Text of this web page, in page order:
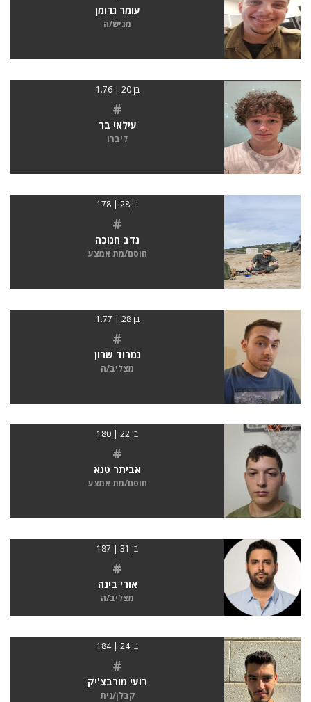
עומר גרומן
מגיש/ה
בן 20 | 1.76
#
עילאי בר
ליברו
בן 28 | 178
#
נדב חנוכה
חוסם/מת אמצע
בן 28 | 1.77
#
נמרוד שרון
מצליב/ה
בן 22 | 180
#
אביתר טנא
חוסם/מת אמצע
בן 31 | 187
#
אורי בינה
מצליב/ה
בן 24 | 184
#
רועי מורבצ'יק
קבלן/נית